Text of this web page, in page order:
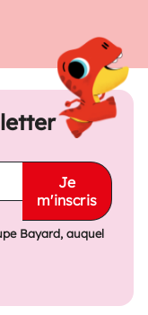
Je
m'inscris
Bayard, auquel